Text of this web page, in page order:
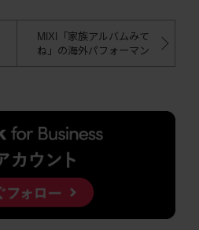
MIXI「家族アルバムみて
ね」の海外パフォーマン
スに大きく貢献。 TikTo